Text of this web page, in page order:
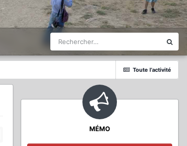
Toute l’activité
MÉMO